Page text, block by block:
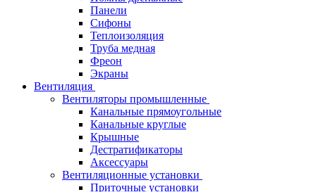
Панели
Сифоны
Теплоизоляция
Труба медная
Фреон
Экраны
Вентиляция
Вентиляторы промышленные
Канальные прямоугольные
Канальные круглые
Крышные
Дестратификаторы
Аксессуары
Вентиляционные установки
Приточные установки